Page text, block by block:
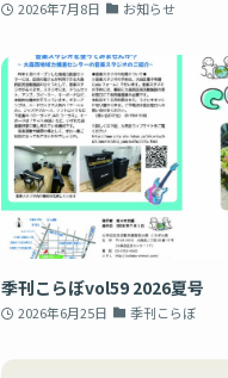
2026年7月8日 お知らせ
季刊こらぼvol59 2026夏号
2026年6月25日 季刊こらぼ